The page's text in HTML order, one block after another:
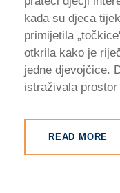
kada su djeca
primijetila
otkrila kako je
jedne djevojčice.
istraživala
READ MORE